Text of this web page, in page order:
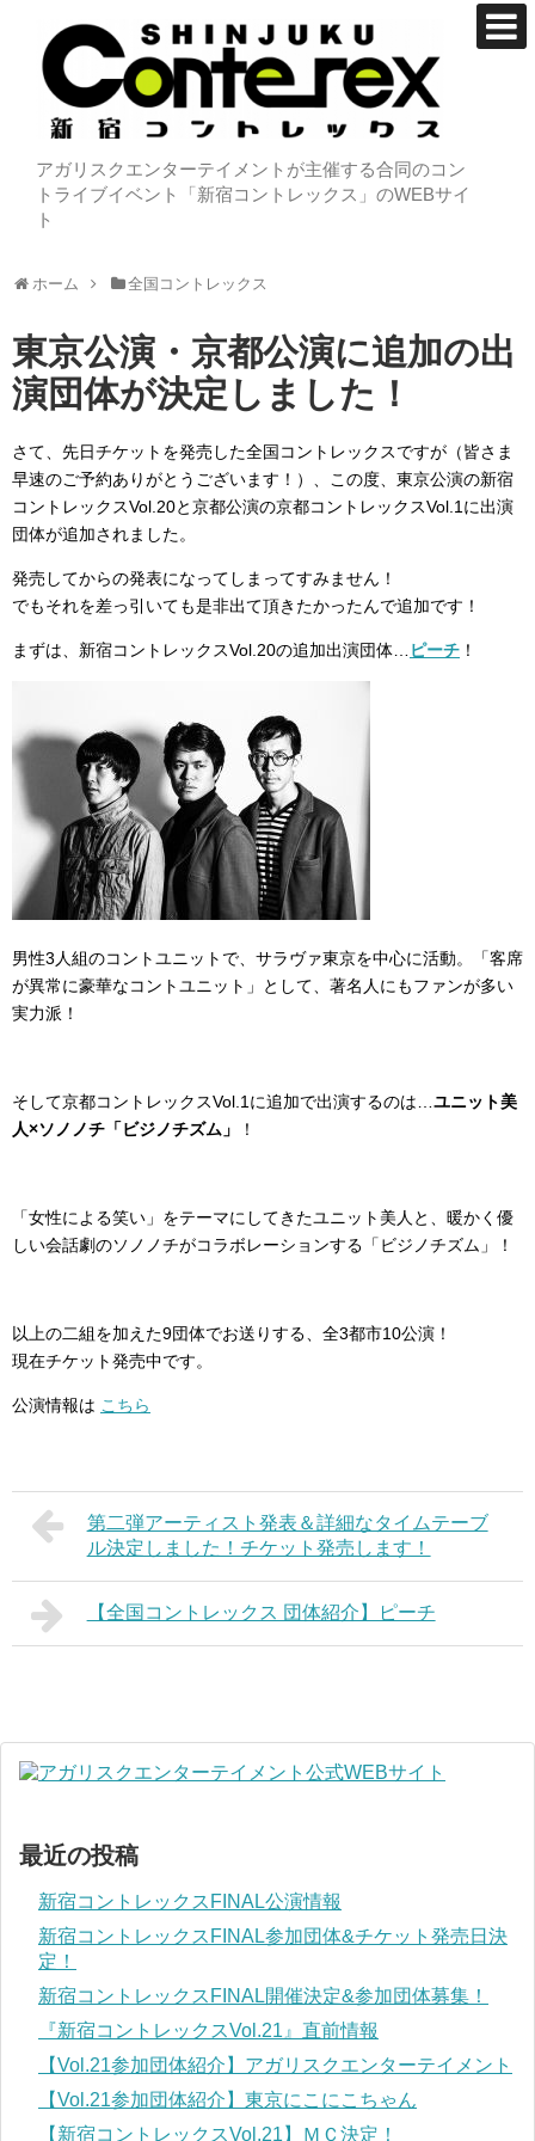
アガリスクエンターテイメントが主催する合同のコン
トライブイベント「新宿コントレックス」のWEBサイ
ト
ホーム 全国コントレックス
東京公演・京都公演に追加の出
演団体が決定しました！
さて、先日チケットを発売した全国コントレックスですが（皆さま
早速のご予約ありがとうございます！）、この度、東京公演の新宿
コントレックスVol.20と京都公演の京都コントレックスVol.1に出演
団体が追加されました。
発売してからの発表になってしまってすみません！
でもそれを差っ引いても是非出て頂きたかったんで追加です！
まずは、新宿コントレックスVol.20の追加出演団体… ピーチ ！
男性3人組のコントユニットで、サラヴァ東京を中心に活動。「客席
が異常に豪華なコントユニット」として、著名人にもファンが多い
実力派！
そして京都コントレックスVol.1に追加で出演するのは… ユニット美
人×ソノノチ「ビジノチズム」
！
「女性による笑い」をテーマにしてきたユニット美人と、暖かく優
しい会話劇のソノノチがコラボレーションする「ビジノチズム」！
以上の二組を加えた9団体でお送りする、全3都市10公演！
現在チケット発売中です。
公演情報は こちら
第二弾アーティスト発表＆詳細なタイムテーブ
ル決定しました！チケット発売します！
【全国コントレックス 団体紹介】ピーチ
最近の投稿
新宿コントレックスFINAL公演情報
新宿コントレックスFINAL参加団体&チケット発売日決
定！
新宿コントレックスFINAL開催決定&参加団体募集！
『新宿コントレックスVol.21』直前情報
【Vol.21参加団体紹介】アガリスクエンターテイメント
【Vol.21参加団体紹介】東京にこにこちゃん
【新宿コントレックスVol.21】ＭＣ決定！